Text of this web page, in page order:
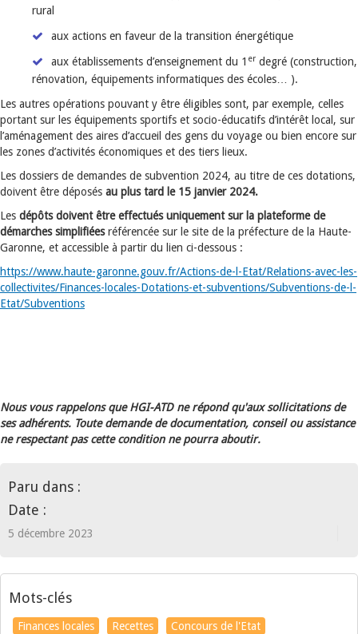
rural
aux actions en faveur de la transition énergétique
aux établissements d’enseignement du 1 er degré (construction,
rénovation, équipements informatiques des écoles… ).
Les autres opérations pouvant y être éligibles sont, par exemple, celles
portant sur les équipements sportifs et socio-éducatifs d’intérêt local, sur
l’aménagement des aires d’accueil des gens du voyage ou bien encore sur
les zones d’activités économiques et des tiers lieux.
Les dossiers de demandes de subvention 2024, au titre de ces dotations,
doivent être déposés au plus tard le 15 janvier 2024.
Les dépôts doivent être effectués uniquement sur la plateforme de
démarches simplifiéesréférencée sur le site de la préfecture de la Haute-
Garonne, et accessible à partir du lien ci-dessous :
https://www.haute-garonne.gouv.fr/Actions-de-l-Etat/Relations-avec-les-
collectivites/Finances-locales-Dotations-et-subventions/Subventions-de-l-
Etat/Subventions
Nous vous rappelons que HGI-ATD ne répond qu'aux sollicitations de
ses adhérents. Toute demande de documentation, conseil ou assistance
ne respectant pas cette condition ne pourra aboutir.
Paru dans :
Date :
5 décembre 2023
Mots-clés
Finances locales Recettes
Concours de l'Etat